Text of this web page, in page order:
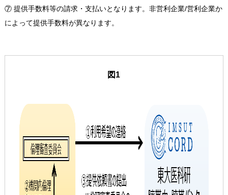
⑦ 提供手数料等の請求・支払いとなります。非営利企業/営利企業か
によって提供手数料が異なります。
図1